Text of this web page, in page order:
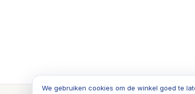
We gebruiken cookies om de winkel goed te